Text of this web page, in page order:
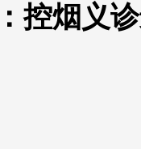
控烟义